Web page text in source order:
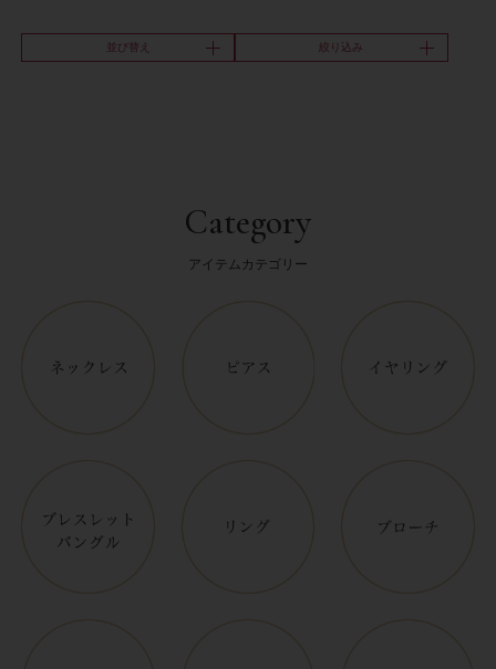
並び替え 絞り込み
Category
アイテムカテゴリー